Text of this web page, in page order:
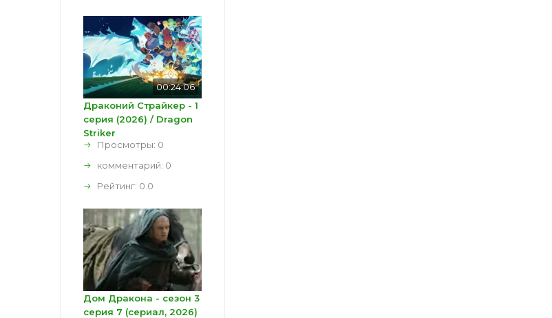
00:24:06
Драконий Страйкер - 1
серия (2026) / Dragon
Striker
Просмотры: 0
комментарий: 0
Рейтинг: 0.0
Дом Дракона - сезон 3
серия 7 (сериал, 2026)